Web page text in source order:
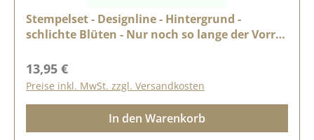
Stempelset - Designline - Hintergrund -
schlichte Blüten - Nur noch so lange der Vorrat
Regulärer Preis:
13,95 €
Preise inkl. MwSt. zzgl. Versandkosten
In den Warenkorb